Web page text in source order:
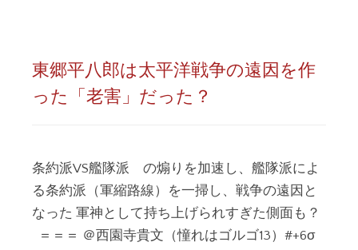
東郷平八郎は太平洋戦争の遠因を作
った「老害」だった？
条約派VS艦隊派 の煽りを加速し、艦隊派によ
る条約派（軍縮路線）を一掃し、戦争の遠因と
なった 軍神として持ち上げられすぎた側面も？
＝＝＝ ＠西園寺貴文（憧れはゴルゴ13）#+6σ